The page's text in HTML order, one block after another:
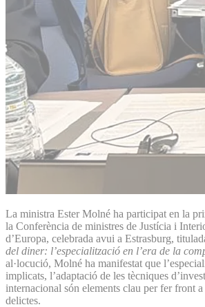
La ministra Ester Molné ha participat en la
la Conferència de ministres de Justícia i
d’Europa, celebrada avui a Estrasburg,
del diner: l’especialització en l’era de la
al·locució, Molné ha manifestat que
implicats, l’adaptació de les tècniques
internacional són elements clau per fer front
delictes.